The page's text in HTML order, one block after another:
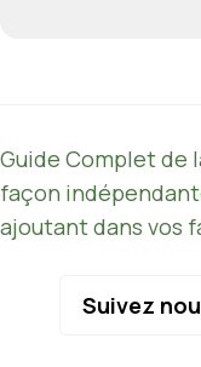
Guide Complet de
façon
ajoutant dans vos
Suivez